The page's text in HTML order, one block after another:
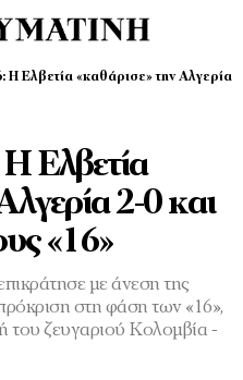
Η Ελβετία «καθάρισε» την Αλγερία
Ελβετία
2-0 και
«16»
με άνεση της
στη φάση των «16»,
του ζευγαριού Κολομβία -